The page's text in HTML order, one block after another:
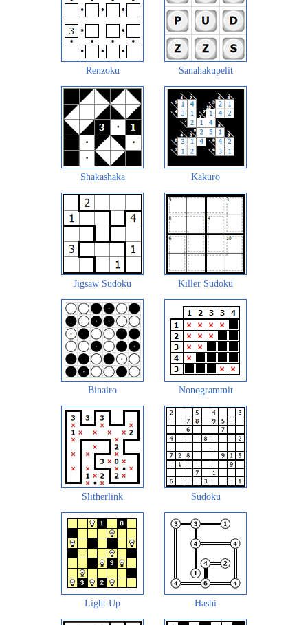
Renzoku Sanahakupelit
Shakashaka Kakuro
Jigsaw Sudoku Killer Sudoku
Binairo Nonogrammit
Slitherlink Sudoku
Light Up Hashi